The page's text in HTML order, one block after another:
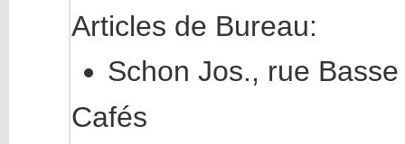
Articles de Bureau:
Schon Jos., rue
Cafés